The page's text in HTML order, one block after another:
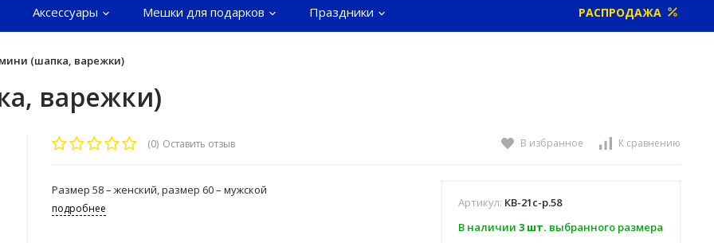
Аксессуары Мешки для подарков Праздники РАСПРОДАЖА
(шапка, варежки)
варежки)
(0) Оставить отзыв В избранное К сравнению
Размер 58 – женский, размер 60 – мужской
подробнее Артикул: КВ-21с-р.58
В наличии 3 шт. выбранного размера